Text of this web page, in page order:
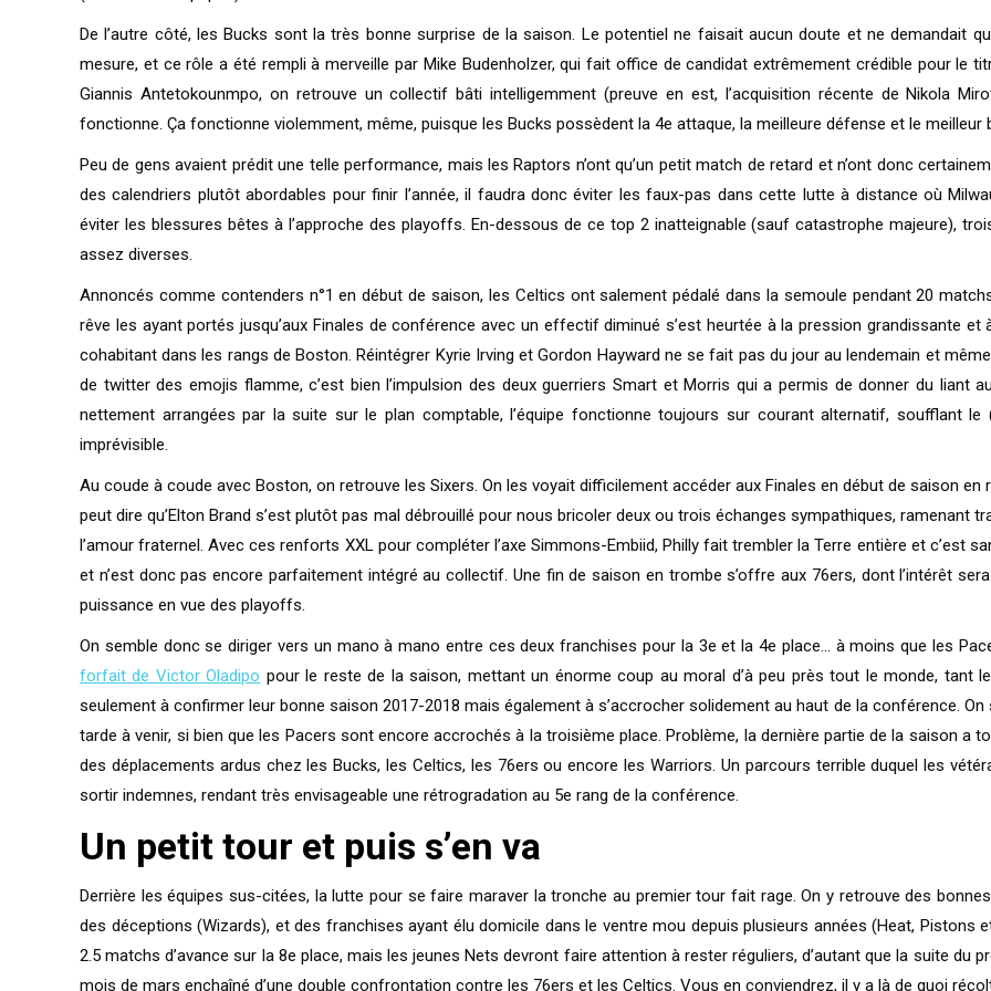
De l’autre côté, les Bucks sont la très bonne surprise de la saison. Le potentiel ne faisait aucun doute et ne demandait
mesure, et ce rôle a été rempli à merveille par Mike Budenholzer, qui fait office de candidat extrêmement crédible pour le
Giannis Antetokounmpo, on retrouve un collectif bâti intelligemment (preuve en est, l’acquisition récente de Nikola
fonctionne. Ça fonctionne violemment, même, puisque les Bucks possèdent la 4e attaque, la meilleure défense et le meilleur
Peu de gens avaient prédit une telle performance, mais les Raptors n’ont qu’un petit match de retard et n’ont donc
des calendriers plutôt abordables pour finir l’année, il faudra donc éviter les faux-pas dans cette lutte à distance où
éviter les blessures bêtes à l’approche des playoffs. En-dessous de ce top 2 inatteignable (sauf catastrophe majeure),
assez diverses.
Annoncés comme contenders n°1 en début de saison, les Celtics ont salement pédalé dans la semoule pendant 20
rêve les ayant portés jusqu’aux Finales de conférence avec un effectif diminué s’est heurtée à la pression grandissante
cohabitant dans les rangs de Boston. Réintégrer Kyrie Irving et Gordon Hayward ne se fait pas du jour au lendemain et
de twitter des emojis flamme, c’est bien l’impulsion des deux guerriers Smart et Morris qui a permis de donner du liant
nettement arrangées par la suite sur le plan comptable, l’équipe fonctionne toujours sur courant alternatif, soufflant
imprévisible.
Au coude à coude avec Boston, on retrouve les Sixers. On les voyait difficilement accéder aux Finales en début de saison
peut dire qu’Elton Brand s’est plutôt pas mal débrouillé pour nous bricoler deux ou trois échanges sympathiques, ramenant
l’amour fraternel. Avec ces renforts XXL pour compléter l’axe Simmons-Embiid, Philly fait trembler la Terre entière et c’est
et n’est donc pas encore parfaitement intégré au collectif. Une fin de saison en trombe s’offre aux 76ers, dont l’intérêt
puissance en vue des playoffs.
On semble donc se diriger vers un mano à mano entre ces deux franchises pour la 3e et la 4e place… à moins que les
forfait de Victor Oladipo pour le reste de la saison, mettant un énorme coup au moral d’à peu près tout le monde, tant
seulement à confirmer leur bonne saison 2017-2018 mais également à s’accrocher solidement au haut de la conférence.
tarde à venir, si bien que les Pacers sont encore accrochés à la troisième place. Problème, la dernière partie de la saison a
des déplacements ardus chez les Bucks, les Celtics, les 76ers ou encore les Warriors. Un parcours terrible duquel les
sortir indemnes, rendant très envisageable une rétrogradation au 5e rang de la conférence.
Un petit tour et puis s’en va
Derrière les équipes sus-citées, la lutte pour se faire maraver la tronche au premier tour fait rage. On y retrouve des
des déceptions (Wizards), et des franchises ayant élu domicile dans le ventre mou depuis plusieurs années (Heat, Pistons
2.5 matchs d’avance sur la 8e place, mais les jeunes Nets devront faire attention à rester réguliers, d’autant que la suite du
mois de mars enchaîné d’une double confrontation contre les 76ers et les Celtics. Vous en conviendrez, il y a là de quoi